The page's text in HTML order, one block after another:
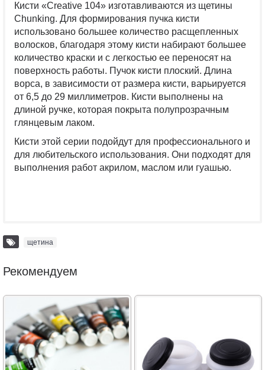
Кисти «Creative 104» изготавливаются из щетины
Chunking. Для формирования пучка кисти
использовано большее количество расщепленных
волосков, благодаря этому кисти набирают большее
количество краски и с легкостью ее переносят на
поверхность работы. Пучок кисти плоский. Длина
ворса, в зависимости от размера кисти, варьируется
от 6,5 до 29 миллиметров. Кисти выполнены на
длиной ручке, которая покрыта полупрозрачным
глянцевым лаком.
Кисти этой серии подойдут для профессионального и
для любительского использования. Они подходят для
выполнения работ акрилом, маслом или гуашью.
щетина
Рекомендуем